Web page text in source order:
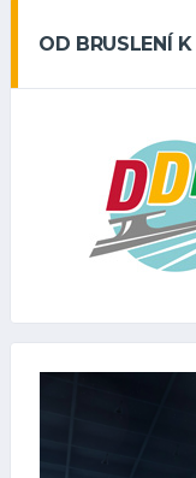
OD BRUSLENÍ